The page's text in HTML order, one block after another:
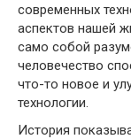
современных
аспектов нашей
само собой
человечество
что-то новое и
технологии.
История